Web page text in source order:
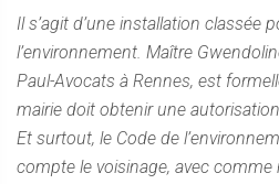
Il s’agit d’une installation classée
l’environnement. Maître
Paul-Avocats à Rennes, est
mairie doit obtenir une
Et surtout, le Code de
compte le voisinage, avec